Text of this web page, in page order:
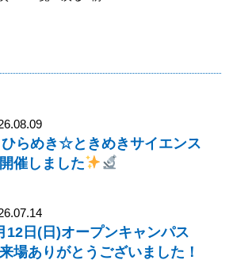
ひらめき☆ときめきサイエンス
催しました
12日(日)オープンキャンパス
場ありがとうございました！